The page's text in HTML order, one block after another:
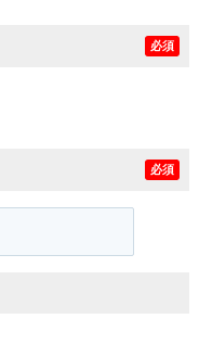
必須
必須